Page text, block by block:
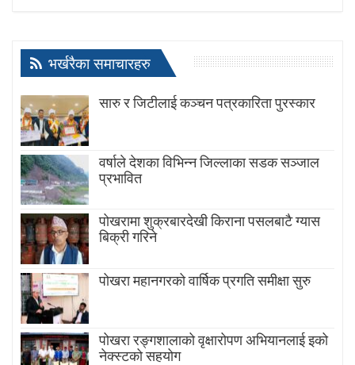
भर्खरैका समाचारहरु
सारु र जिटीलाई कञ्चन पत्रकारिता पुरस्कार
वर्षाले देशका विभिन्न जिल्लाका सडक सञ्जाल
प्रभावित
पोखरामा शुक्रबारदेखी किराना पसलबाटै ग्यास
बिक्री गरिने
पोखरा महानगरको वार्षिक प्रगति समीक्षा सुरु
पोखरा रङ्गशालाको वृक्षारोपण अभियानलाई इको
नेक्स्टको सहयोग